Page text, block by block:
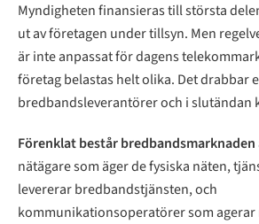
Myndigheten finansieras till största
ut av företagen under tillsyn. Men
är inte anpassat för dagens
företag belastas helt olika. Det drabbar
bredbandsleverantörer och i slutändan
Förenklat består bredbandsmarknaden
nätägare som äger de fysiska näten,
levererar bredbandstjänsten, och
kommunikationsoperatörer som agerar